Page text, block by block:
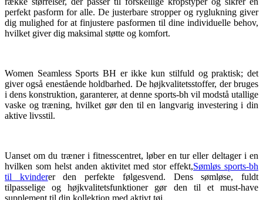
perfekt pasform for alle. De justerbare stropper og ryglukning giver
dig mulighed for at finjustere pasformen til dine individuelle behov,
hvilket giver dig maksimal støtte og komfort.
Women Seamless Sports BH er ikke kun stilfuld og praktisk; det
giver også enestående holdbarhed. De højkvalitetsstoffer, der bruges
i dens konstruktion, garanterer, at denne sports-bh vil modstå utallige
vaske og træning, hvilket gør den til en langvarig investering i din
aktive livsstil.
Uanset om du træner i fitnesscentret, løber en tur eller deltager i en
hvilken som helst anden aktivitet med stor effekt,Sømløs sports-bh
til kvinderer den perfekte følgesvend. Dens sømløse, fuldt
tilpasselige og højkvalitetsfunktioner gør den til et must-have
supplement til din kollektion med aktivt tøj.